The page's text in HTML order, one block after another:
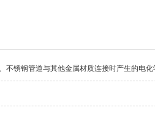
不锈钢管道与其他金属材质连接时产生的电